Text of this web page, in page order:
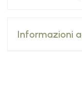
Informazioni